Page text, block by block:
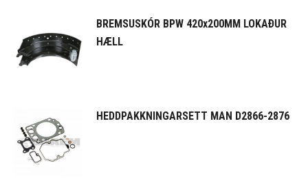
BREMSUSKÓR BPW 420x200MM LOKAÐUR
HÆLL
HEDDPAKKNINGARSETT MAN D2866-2876